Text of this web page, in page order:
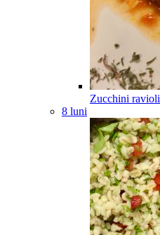
Zucchini ravioli
8 luni